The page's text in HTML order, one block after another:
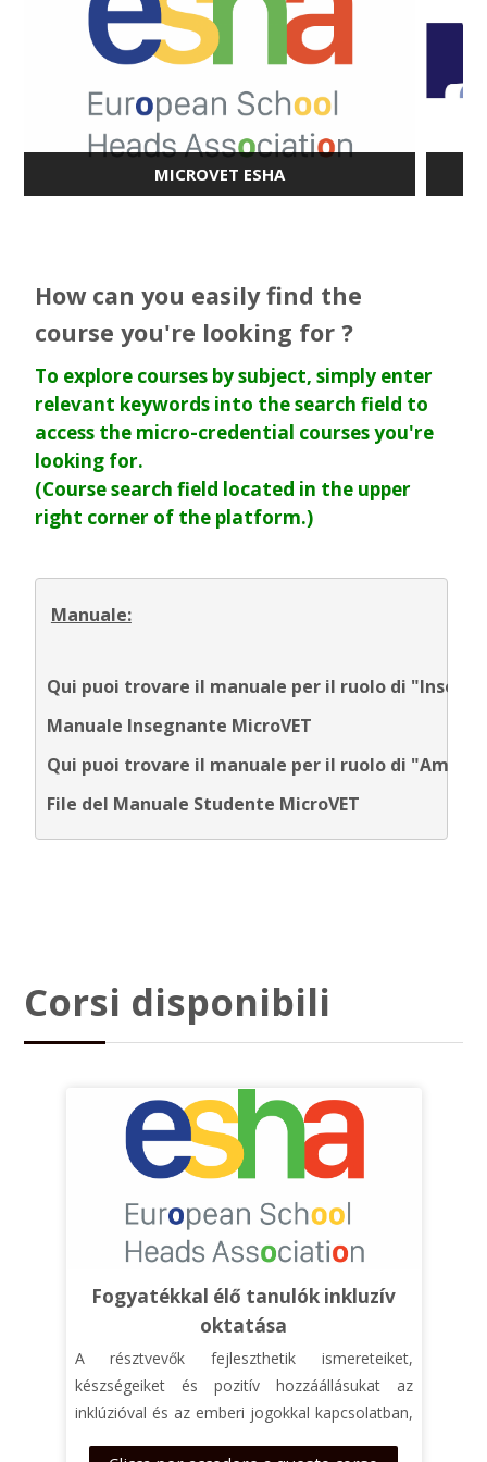
MICROVET ESHA
MICROVET K&C
How can you easily find the
course you're looking for ?
To explore courses by subject, simply enter
relevant keywords into the search field to
access the micro-credential courses you're
looking for.
(Course search field located in the upper
right corner of the platform.)
Manuale:
Qui puoi trovare il manuale per il ruolo di
Manuale Insegnante MicroVET
Qui puoi trovare il manuale per il ruolo di
File del Manuale Studente MicroVET
Corsi disponibili
Fogyatékkal élő tanulók inkluzív
oktatása
A résztvevők fejleszthetik ismereteiket,
készségeiket és pozitív hozzáállásukat az
inklúzióval és az emberi jogokkal kapcsolatban,